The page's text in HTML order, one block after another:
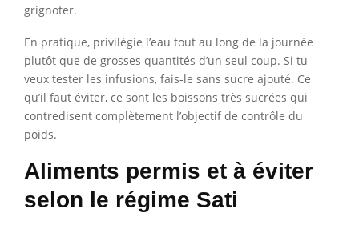
grignoter.
En pratique, privilégie l’eau tout au long de la journée
plutôt que de grosses quantités d’un seul coup. Si tu
veux tester les infusions, fais-le sans sucre ajouté. Ce
qu’il faut éviter, ce sont les boissons très sucrées qui
contredisent complètement l’objectif de contrôle du
poids.
Aliments permis et à éviter
selon le régime Sati